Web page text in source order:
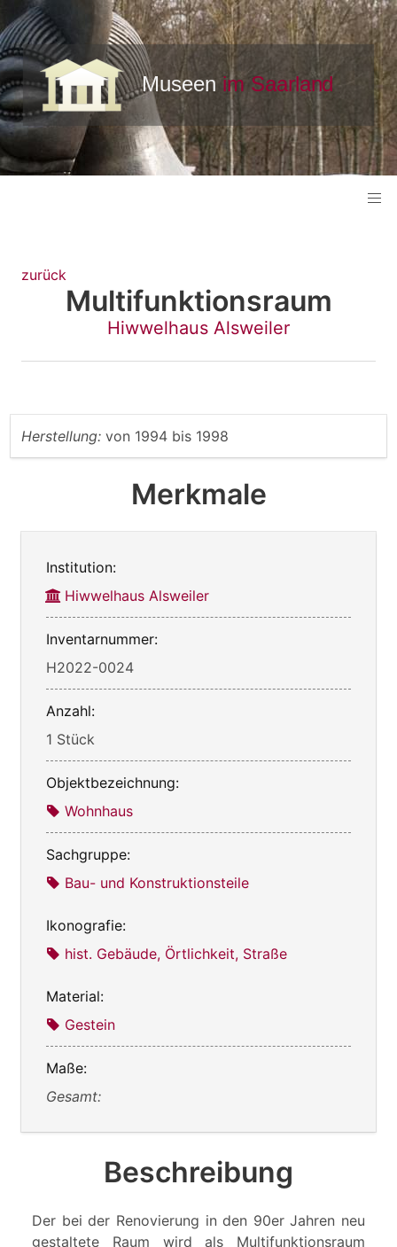
zurück
Multifunktionsraum
Hiwwelhaus Alsweiler
Herstellung: von 1994 bis 1998
Merkmale
Institution:
Hiwwelhaus Alsweiler
Inventarnummer:
H2022-0024
Anzahl:
1 Stück
Objektbezeichnung:
Wohnhaus
Sachgruppe:
Bau- und Konstruktionsteile
Ikonografie:
hist. Gebäude, Örtlichkeit, Straße
Material:
Gestein
Maße:
Gesamt:
Beschreibung
Der bei der Renovierung in den 90er Jahren neu
gestaltete Raum wird als Multifunktionsraum